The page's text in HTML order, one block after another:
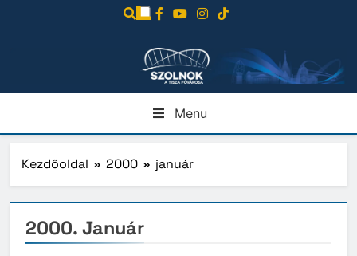
Menu
Kezdőoldal 2000 január
2000. Január